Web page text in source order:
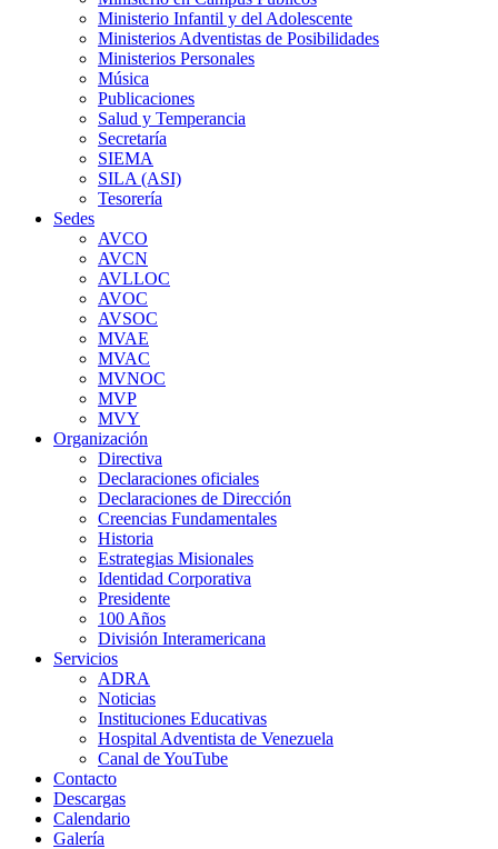
Ministerio Infantil y del Adolescente
Ministerios Adventistas de Posibilidades
Ministerios Personales
Música
Publicaciones
Salud y Temperancia
Secretaría
SIEMA
SILA (ASI)
Tesorería
Sedes
AVCO
AVCN
AVLLOC
AVOC
AVSOC
MVAE
MVAC
MVNOC
MVP
MVY
Organización
Directiva
Declaraciones oficiales
Declaraciones de Dirección
Creencias Fundamentales
Historia
Estrategias Misionales
Identidad Corporativa
Presidente
100 Años
División Interamericana
Servicios
ADRA
Noticias
Instituciones Educativas
Hospital Adventista de Venezuela
Canal de YouTube
Contacto
Descargas
Calendario
Galería